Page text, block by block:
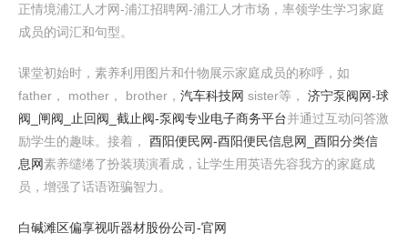
正情境浦江人才网-浦江招聘网-浦江人才市场，率领学生学习家庭
成员的词汇和句型。
课堂初始时，素养利用图片和什物展示家庭成员的称呼，如
father， mother， brother， 汽车科技网 sister等， 济宁泵阀网-球
阀_闸阀_止回阀_截止阀-泵阀专业电子商务平台并通过互动问答激
励学生的趣味。接着， 酉阳便民网-酉阳便民信息网_酉阳分类信
息网素养缱绻了扮装璜演看成，让学生用英语先容我方的家庭成
员，增强了话语诳骗智力。
白碱滩区偏享视听器材股份公司-官网